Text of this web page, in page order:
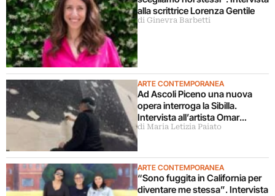
alla scrittrice Lorenza Gentile
di Ginevra Barbetti
ARTE CONTEMPORANEA
Ad Ascoli Piceno una nuova
opera interroga la Sibilla.
Intervista all’artista Omar
Galliani
di Maria Letizia Paiato
ARTE CONTEMPORANEA
“Sono fuggita in California per
diventare me stessa”. Intervista